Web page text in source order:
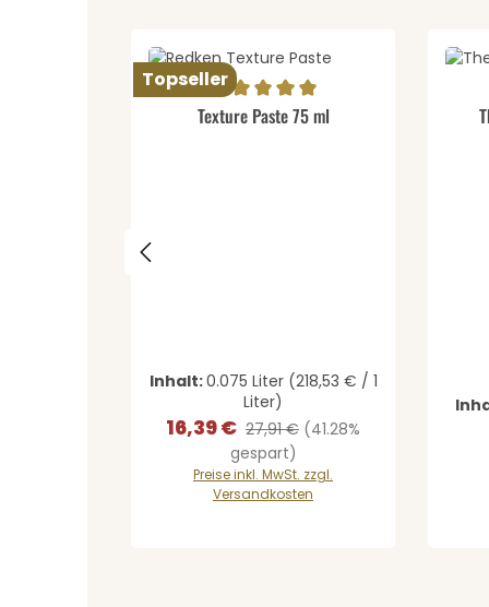
Topseller
Produkt Anzahl: Gib
Durchschnittliche Bewertung von 5 von 5
Texture Paste 75 ml
Inhalt:0.075 Liter (218,53 € / 1
Liter)
Verkaufspreis:
16,39 € Regulärer Preis:
27,91 € (41.28%
gespart)
Preise inkl. MwSt. zzgl.
Versandkosten